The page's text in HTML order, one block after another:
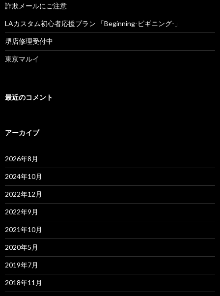
詐欺メールにご注意
LAカスタム初心者応援プラン 「Beginning-ビギニング-」
堺店修理受付中
東京マルイ
最近のコメント
アーカイブ
2026年8月
2024年10月
2022年12月
2022年9月
2021年10月
2020年5月
2019年7月
2018年11月